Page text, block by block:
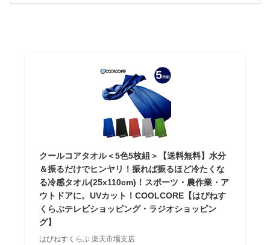
クールコアタオル＜5色5枚組＞【送料無料】水分
＆振るだけでヒンヤリ！振れば振るほど冷たくな
る冷感タオル(25x110cm)！スポーツ・農作業・ア
ウトドアに。UVカット！COOLCORE【はぴねす
くらぶテレビショッピング・ラジオショッピン
グ】
はぴねすくらぶ 楽天市場支店